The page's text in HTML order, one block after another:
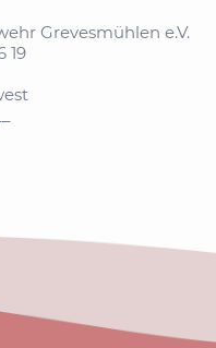
Grevesmühlen e.V.
19